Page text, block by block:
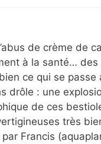
de crème de
à la santé… des
ce qui se passe
drôle : une
de ces
très
Francis